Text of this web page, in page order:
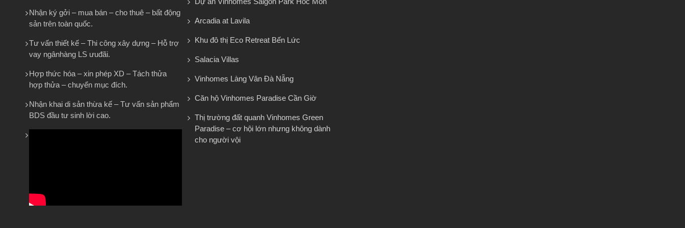
Nhận ký gởi – mua bán – cho thuê – bất động
sản trên toàn quốc.
Tư vấn thiết kế – Thi công xây dựng – Hỗ trợ
vay ngânhàng LS ưuđãi.
Hợp thức hóa – xin phép XD – Tách thửa
hợp thửa – chuyển mục đích.
Nhận khai di sản thừa kế – Tư vấn sản phẩm
BDS đầu tư sinh lời cao.
Arcadia at Lavila
Khu đô thị Eco Retreat Bến Lức
Salacia Villas
Vinhomes Làng Vân Đà Nẵng
Căn hộ Vinhomes Paradise Cần Giờ
Thị trường đất quanh Vinhomes Green
Paradise – cơ hội lớn nhưng không dành
cho người vội